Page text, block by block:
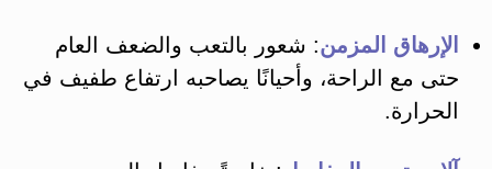
الإرهاق المزمن: شعور بالتعب والضعف العام
حتى مع الراحة، وأحيانًا يصاحبه ارتفاع طفيف في
الحرارة.